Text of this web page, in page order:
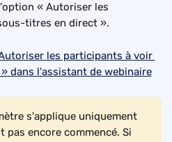
« Autoriser les
titres en direct ».
s'applique uniquement
pas encore commencé. Si